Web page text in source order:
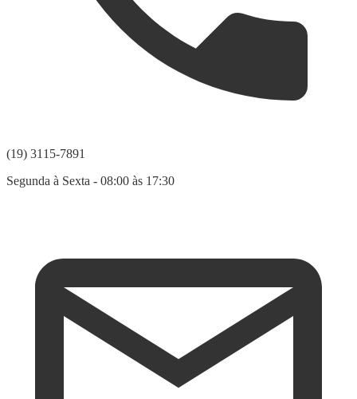
(19) 3115-7891
Segunda à Sexta - 08:00 às 17:30